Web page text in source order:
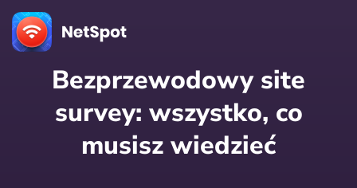
Bezprzewodowy site
survey: wszystko, co
musisz wiedzieć